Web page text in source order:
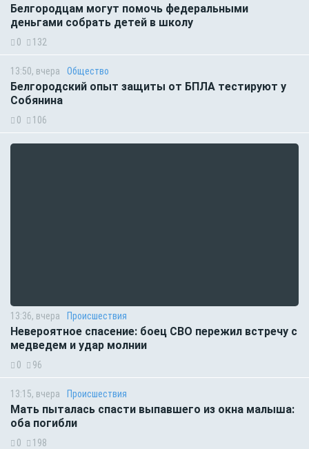
Белгородцам могут помочь федеральными
деньгами собрать детей в школу
0 132
13:50, вчера Общество
Белгородский опыт защиты от БПЛА тестируют у
Собянина
0 106
13:36, вчера Происшествия
Невероятное спасение: боец СВО пережил встречу с
медведем и удар молнии
0 96
13:15, вчера Происшествия
Мать пыталась спасти выпавшего из окна малыша:
оба погибли
0 198